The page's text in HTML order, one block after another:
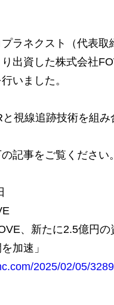
ラネクスト（代表
出資した株式会社
いました。
視線追跡技術を組
記事をご覧ください。
、新たに2.5億円
加速」
2025/02/05/